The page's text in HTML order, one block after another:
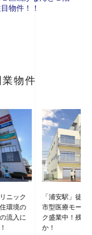
物件！！
物件
駅」徒歩１分 新築都
療モール 各クリニッ
中！残り区画わず